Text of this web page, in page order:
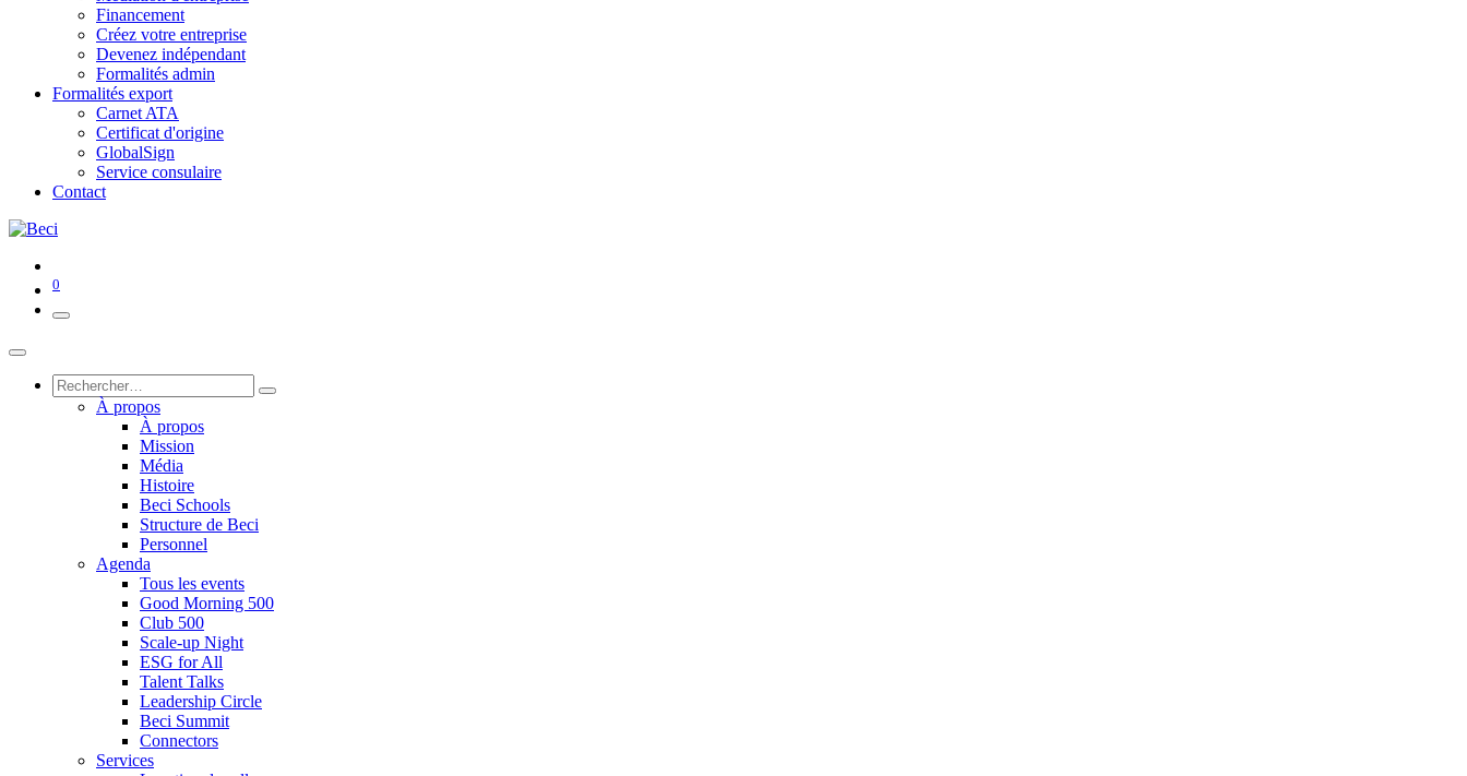
Financement
Créez votre entreprise
Devenez indépendant
Formalités admin
Formalités export
Carnet ATA
Certificat d'origine
GlobalSign
Service consulaire
Contact
0
À propos
À propos
Mission
Média
Histoire
Beci Schools
Structure de Beci
Personnel
Agenda
Tous les events
Good Morning 500
Club 500
Scale-up Night
ESG for All
Talent Talks
Leadership Circle
Beci Summit
Connectors
Services